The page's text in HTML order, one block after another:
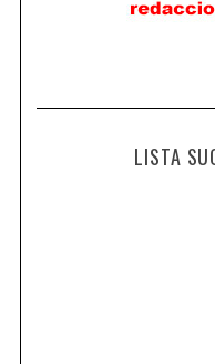
LISTA